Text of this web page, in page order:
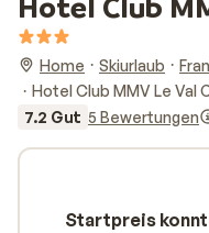
Home Skiurlaub
Hotel Club MMV Le Val
7.2 Gut 5 Bewertungen
Startpreis